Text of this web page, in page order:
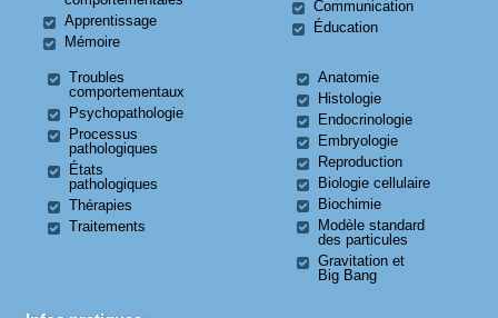
Apprentissage
Mémoire
Communication
Éducation
Troubles
comportementaux
Psychopathologie
Processus
pathologiques
États
pathologiques
Thérapies
Traitements
Anatomie
Histologie
Endocrinologie
Embryologie
Reproduction
Biologie cellulaire
Biochimie
Modèle standard
des particules
Gravitation et
Big Bang